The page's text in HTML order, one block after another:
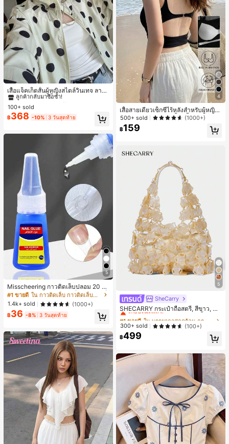
เสื้อแจ็คเก็ตสั้นผู้หญิงสไตล์วินเทจ ลายจุ
ดขนาดใหญ่ คอตั้ง เอวเข้ารูป แขนพอง
ทรงหลวม แฟชั่นอเนกประสงค์ สำหรับใ
ส่ประจำวันและไปเที่ยวพักผ่อน
#1 ขายดี
ใน กระเป๋า เสื้อคลุมลำลอง
ลูกค้ากลับมาซื้อซ้ำ!
#1 ขายดี ใน กระเป๋า เสื้อคลุมลำลอง
ลูกค้ากลับมาซื้อซ้ำ!
#1 ขายดี ใน กระเป๋า เสื้อคลุมลำลอง
ลูกค้ากลับมาซื้อซ้ำ!
#1 ขายดี ใน กระเป๋า เสื้อคลุมลำลอง
100+ sold
฿368 -10% 3 วันสุดท้าย
5
Misscheering กาวติดเล็บปลอม 20 กรั
ม แรงยึดสูง เจลสติกเกอร์เล็บนุ่ม แห้งเร็
ว เหมาะสำหรับผู้เริ่มต้นทำเล็บ ติดทนน
าน
#1 ขายดี
ใน กาวติดเล็บ กาวติดเล็บและสารยึดติด
1.4k+ sold
(1000+)
฿36 -8% 3 วันสุดท้าย
4
เสื้อสายเดี่ยวเซ็กซี่ไร้หลังสำหรับผู้หญิง
พร้อมบราแบบมีฟองน้ำ, เสื้อกล้ามแขน
กุด, เสื้อลำลองสีดำสำหรับฤดูร้อน
500+ sold (1000+)
฿159
5
SheCarry
SHECARRY กระเป๋าถือสตรี, สีขาว, แฟ
ชั่น, สง่างาม, วันหยุด, งานปาร์ตี้
#1 ขายดี
เกือบหมดแล้ว!
#1 ขายดี
เกือบหมดแล้ว!
#1 ขายดี
เกือบหมดแล้ว!
#1 ขายดี
ใน บรรยากาศฤดูร้อน กระเป๋าหูหิ้วด้านบนผู้หญิง
300+ sold (100+)
฿499